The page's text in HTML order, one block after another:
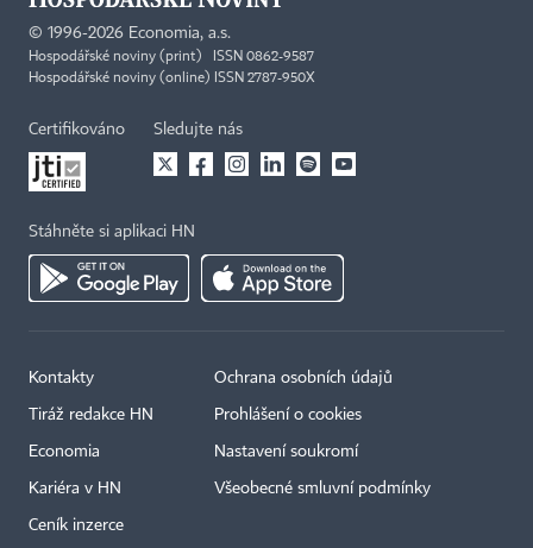
© 1996-2026 Economia, a.s.
Hospodářské noviny (print) ISSN 0862-9587
Hospodářské noviny (online) ISSN 2787-950X
Certifikováno Sledujte nás
Stáhněte si aplikaci HN
Kontakty
Tiráž redakce HN
Economia
Kariéra v HN
Ceník inzerce
Ochrana osobních údajů
Prohlášení o cookies
Nastavení soukromí
Všeobecné smluvní podmínky